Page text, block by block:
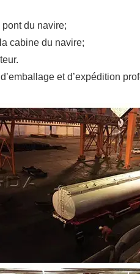
du navire;
cabine du navire;
et d’expédition